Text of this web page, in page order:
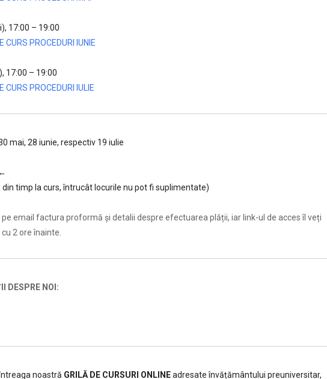
17:00 – 19:00
CURS PROCEDURI IUNIE
17:00 – 19:00
CURS PROCEDURI IULIE
mai, 28 iunie, respectiv 19 iulie
←
timp la curs, întrucât locurile nu pot fi suplimentate)
pe email factura proformă și detalii despre efectuarea plății, iar link-ul de acces îl veți
2 ore înainte.
DESPRE NOI:
noastră GRILĂ DE CURSURI ONLINEadresate învățământului preuniversitar,